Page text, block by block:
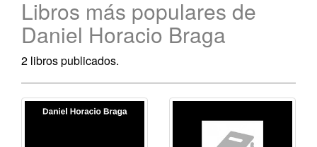
Libros más populares de
Daniel Horacio Braga
2 libros publicados.